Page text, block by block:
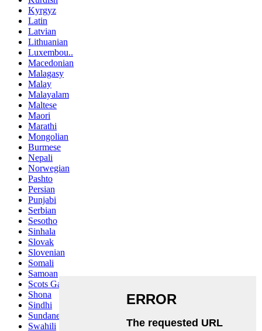
Kyrgyz
Latin
Latvian
Lithuanian
Luxembou..
Macedonian
Malagasy
Malay
Malayalam
Maltese
Maori
Marathi
Mongolian
Burmese
Nepali
Norwegian
Pashto
Persian
Punjabi
Serbian
Sesotho
Sinhala
Slovak
Slovenian
Somali
Samoan
Scots Gaelic
Shona
Sindhi
Sundanese
Swahili